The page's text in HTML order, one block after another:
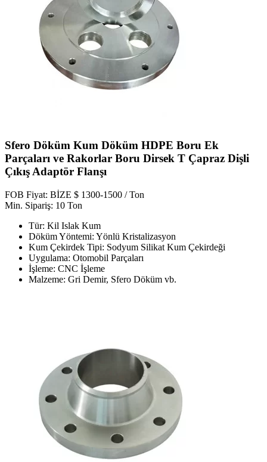
Sfero Döküm Kum Döküm HDPE Boru Ek
Parçaları ve Rakorlar Boru Dirsek T Çapraz Dişli
Çıkış Adaptör Flanşı
FOB Fiyat: BİZE $ 1300-1500 / Ton
Min. Sipariş: 10 Ton
Tür: Kil Islak Kum
Döküm Yöntemi: Yönlü Kristalizasyon
Kum Çekirdek Tipi: Sodyum Silikat Kum Çekirdeği
Uygulama: Otomobil Parçaları
İşleme: CNC İşleme
Malzeme: Gri Demir, Sfero Döküm vb.